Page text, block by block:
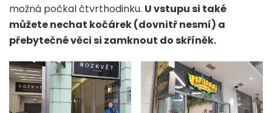
možná počkal čtvrthodinku. U vstupu si také
můžete nechat kočárek (dovnitř nesmí) a
přebytečné věci si zamknout do skříněk.